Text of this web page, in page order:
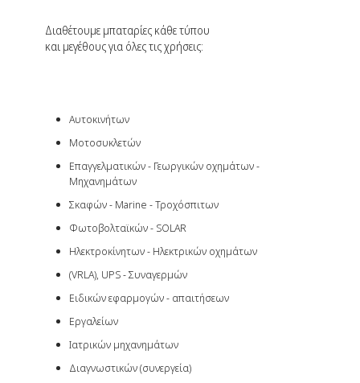
Διαθέτουμε μπαταρίες κάθε τύπου
και μεγέθους για όλες τις χρήσεις:
Αυτοκινήτων
Μοτοσυκλετών
Επαγγελματικών - Γεωργικών οχημάτων -
Μηχανημάτων
Σκαφών - Marine - Τροχόσπιτων
Φωτοβολταϊκών - SOLAR
Ηλεκτροκίνητων - Ηλεκτρικών οχημάτων
(VRLA), UPS - Συναγερμών
Ειδικών εφαρμογών - απαιτήσεων
Εργαλείων
Ιατρικών μηχανημάτων
Διαγνωστικών (συνεργεία)